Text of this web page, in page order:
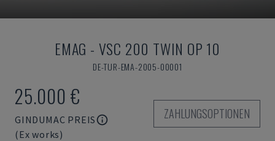
EMAG - VSC 200 TWIN OP 10
DE-TUR-EMA-2005-00001
25.000 €
GINDUMAC PREIS
(Ex works)
ZAHLUNGSOPTIONEN